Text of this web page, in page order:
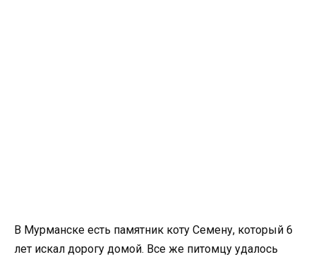
В Мурманске есть памятник коту Семену, который 6
лет искал дорогу домой. Все же питомцу удалось